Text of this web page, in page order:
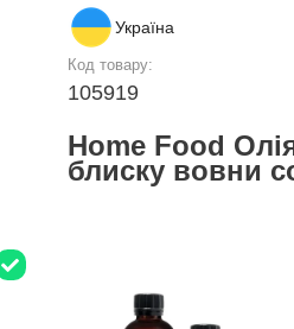
Україна
Код товару:
105919
Home Food
блиску вовни